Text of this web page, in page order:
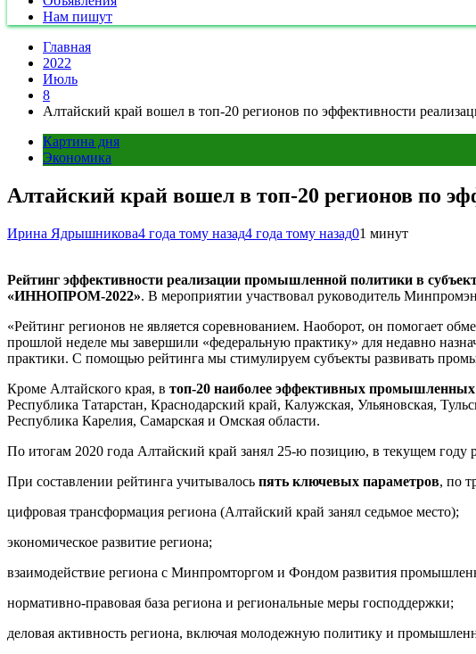
Нам пишут
Главная
2022
Июль
8
Алтайский край вошел в топ-20 регионов по эффективности
Картина дня
Экономика
Алтайский край вошел в топ-20 регионов по
Ирина Ядрышникова4 года тому назад4 года тому назад01 минут
Рейтинг эффективности реализации промышленной политики в
«ИННОПРОМ-2022». В мероприятии участвовал руководитель
«Рейтинг регионов не является соревнованием. Наоборот, он помогает
прошлой неделе мы завершили «федеральную практику» для недавно
практики. С помощью рейтинга мы стимулируем субъекты развивать
Кроме Алтайского края, в топ-20 наиболее эффективных промышленных
Республика Татарстан, Краснодарский край, Калужская, Ульяновская,
Республика Карелия, Самарская и Омская области.
По итогам 2020 года Алтайский край занял 25-ю позицию, в текущем году
При составлении рейтинга учитывалось пять ключевых параметров, по
цифровая трансформация региона (Алтайский край занял седьмое место);
экономическое развитие региона;
взаимодействие региона с Минпромторгом и Фондом развития
нормативно-правовая база региона и региональные меры господдержки;
деловая активность региона, включая молодежную политику и